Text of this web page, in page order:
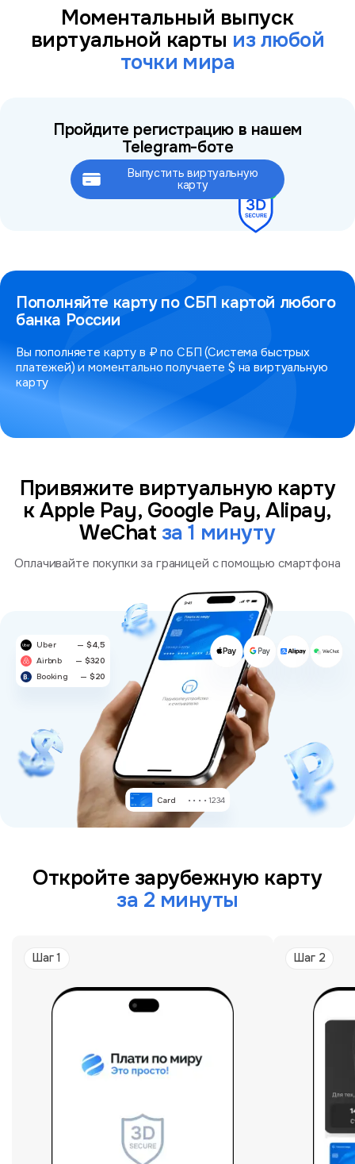
Моментальный выпуск
виртуальной карты из любой
точки мира
Пройдите регистрацию в нашем
Telegram-боте
Это займёт не более 2 минут
Выпустить виртуальную
карту
Пополняйте карту по СБП картой любого
банка России
Вы пополняете карту в ₽ по СБП (Система быстрых
платежей) и моментально получаете $ на виртуальную
карту
Привяжите виртуальную карту
к Apple Pay, Google Pay, Alipay,
WeChat за 1 минуту
Оплачивайте покупки за границей с помощью смартфона
Uber
— $4,5
Airbnb
— $320
Booking
— $20
Card
Откройте зарубежную карту
за 2 минуты